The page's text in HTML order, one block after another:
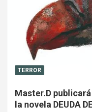
TERROR
Master.D
la novela DEUDA